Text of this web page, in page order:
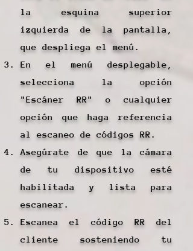
la esquina superior
izquierda de la pantalla,
que despliega el menú.
En el menú desplegable,
selecciona la opción
"Escáner RR" o cualquier
opción que haga referencia
al escaneo de códigos RR.
Asegúrate de que la cámara
de tu dispositivo esté
habilitada y lista para
escanear.
Escanea el código RR del
cliente sosteniendo tu